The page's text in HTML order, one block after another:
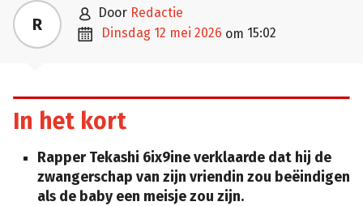
R  door Redactie
 dinsdag 12 mei 2026 om 15:02
In het kort
Rapper Tekashi 6ix9ine verklaarde dat hij de
zwangerschap van zijn vriendin zou beëindigen
als de baby een meisje zou zijn.